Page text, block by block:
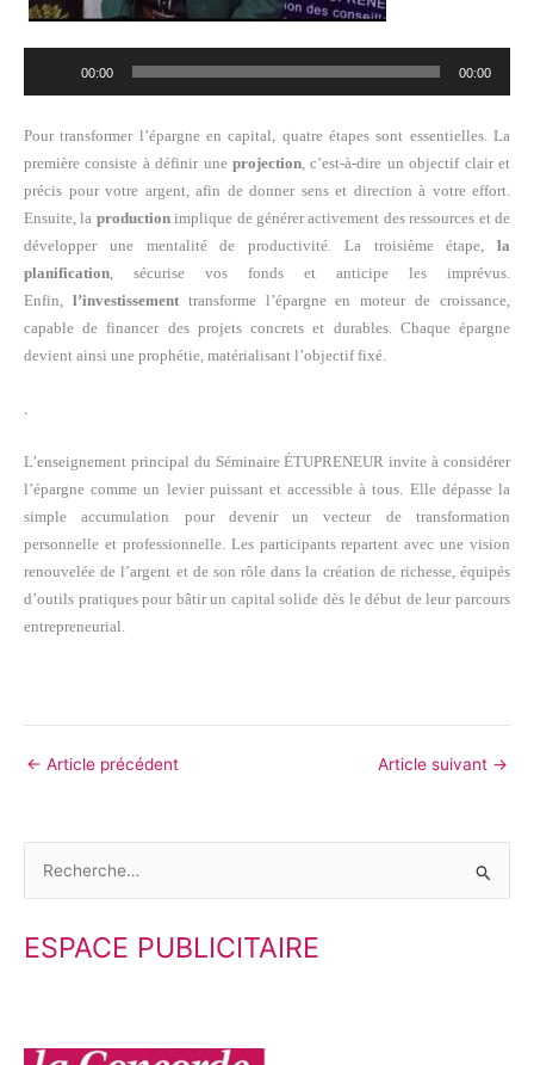
00:00 00:00
Pour transformer l’épargne en capital, quatre étapes sont essentielles. La
première consiste à définir une projection, c’est-à-dire un objectif clair et
précis pour votre argent, afin de donner sens et direction à votre effort.
Ensuite, la productionimplique de générer activement des ressources et de
développer une mentalité de productivité. La troisième étape, la
planification, sécurise vos fonds et anticipe les imprévus.
Enfin, l’investissementtransforme l’épargne en moteur de croissance,
capable de financer des projets concrets et durables. Chaque épargne
devient ainsi une prophétie, matérialisant l’objectif fixé.
.
L’enseignement principal du Séminaire ÉTUPRENEUR invite à considérer
l’épargne comme un levier puissant et accessible à tous. Elle dépasse la
simple accumulation pour devenir un vecteur de transformation
personnelle et professionnelle. Les participants repartent avec une vision
renouvelée de l’argent et de son rôle dans la création de richesse, équipés
d’outils pratiques pour bâtir un capital solide dès le début de leur parcours
entrepreneurial.
← Article précédent Article suivant →
c
ESPACE PUBLICITAIRE